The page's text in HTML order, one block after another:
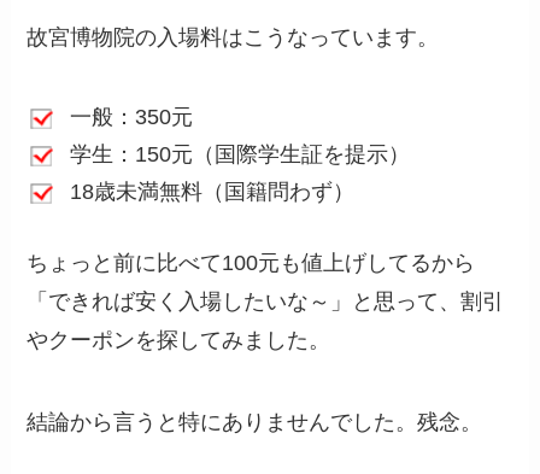
故宮博物院の入場料はこうなっています。
一般：350元
学生：150元（国際学生証を提示）
18歳未満無料（国籍問わず）
ちょっと前に比べて100元も値上げしてるから
「できれば安く入場したいな～」と思って、割引
やクーポンを探してみました。
結論から言うと特にありませんでした。残念。